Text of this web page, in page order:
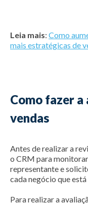
Leia mais: Como
mais estratégicas de
Como fazer
vendas
Antes de realizar a
o CRM para
representante e
cada negócio que
Para realizar a